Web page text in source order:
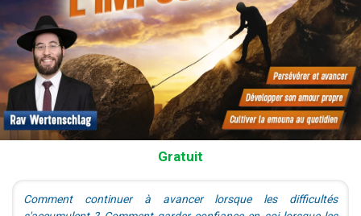
Gratuit
Comment continuer à avancer lorsque les difficultés